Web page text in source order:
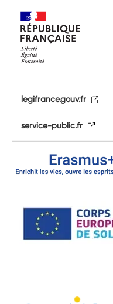
legifrance.gouv.fr
service-public.fr